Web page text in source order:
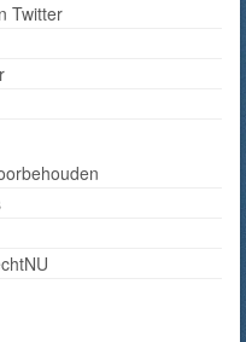
Twitter